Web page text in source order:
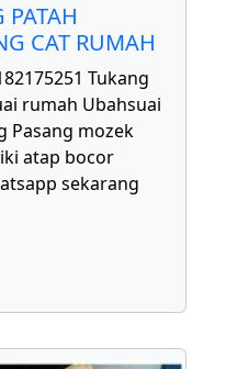
PATAH
CAT RUMAH
Tukang
rumah Ubahsuai
Pasang mozek
atap bocor
sekarang